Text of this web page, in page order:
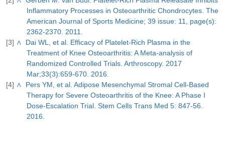
＜当院で受けられる治療＞
●PRP-FD（PFC-FD）注射
詳しくはPRP-FD（PFC-FD）注射のペー
ジをご覧ください。
幹細胞を用いる再生医療
脂肪に含まれる幹細胞の抗炎症作用や組織
椅子に深く腰掛けて片方の足を座面に乗
せます。両手ですねを抱えるようにし
て、ひざをゆっくり胸に引き寄せます。
ひざを引き寄せながら、おへそをのぞき
込みます（この状態で20秒間キープ）。
Inflammatory Processes in Osteoarthritic Chondrocytes. The
American Journal of Sports Medicine; 39 issue: 11, page(s):
2362-2370. 2011.
[3] ∧
Dai WL, et al. Efficacy of Platelet-Rich Plasma in the
Treatment of Knee Osteoarthritis: A Meta-analysis of
Randomized Controlled Trials. Arthroscopy. 2017
Mar;33(3):659-670. 2016.
[4] ∧
Pers YM, et al. Adipose Mesenchymal Stromal Cell-Based
Therapy for Severe Osteoarthritis of the Knee: A Phase I
Dose-Escalation Trial. Stem Cells Trans Med 5: 847-56.
2016.